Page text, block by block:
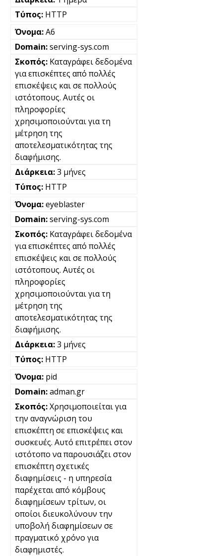
HTTP
A6
serving-sys.com
Καταγράφει δεδομένα
για επισκέπτες από πολλές
επισκέψεις και σε πολλούς
ιστότοπους. Αυτές οι
πληροφορίες
χρησιμοποιούνται για τη
μέτρηση της
αποτελεσματικότητας της
διαφήμισης.
3 μήνες
HTTP
eyeblaster
serving-sys.com
Καταγράφει δεδομένα
για επισκέπτες από πολλές
επισκέψεις και σε πολλούς
ιστότοπους. Αυτές οι
πληροφορίες
χρησιμοποιούνται για τη
μέτρηση της
αποτελεσματικότητας της
διαφήμισης.
3 μήνες
HTTP
pid
adman.gr
Χρησιμοποιείται για
την αναγνώριση του
επισκέπτη σε επισκέψεις και
συσκευές. Αυτό επιτρέπει στον
ιστότοπο να παρουσιάζει στον
επισκέπτη σχετικές
διαφημίσεις - η υπηρεσία
παρέχεται από κόμβους
διαφημίσεων τρίτων, οι
οποίοι διευκολύνουν την
υποβολή διαφημίσεων σε
πραγματικό χρόνο για
διαφημιστές.